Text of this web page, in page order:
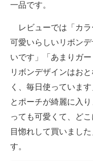
一品です。
レビューでは「カラ
可愛いらしいリボン
いです」「あまりガ
リボンデザインはお
く、毎日使っていま
とポーチが綺麗に入
っても可愛くて、ど
目惚れして買いまし
す。